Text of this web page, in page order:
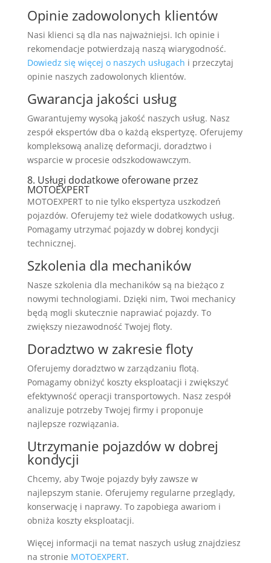
Opinie zadowolonych klientów
Nasi klienci są dla nas najważniejsi. Ich opinie i
rekomendacje potwierdzają naszą wiarygodność.
Dowiedz się więcej o naszych usługach i przeczytaj
opinie naszych zadowolonych klientów.
Gwarancja jakości usług
Gwarantujemy wysoką jakość naszych usług. Nasz
zespół ekspertów dba o każdą ekspertyzę. Oferujemy
kompleksową analizę deformacji, doradztwo i
wsparcie w procesie odszkodowawczym.
8. Usługi dodatkowe oferowane przez
MOTOEXPERT
MOTOEXPERT to nie tylko ekspertyza uszkodzeń
pojazdów. Oferujemy też wiele dodatkowych usług.
Pomagamy utrzymać pojazdy w dobrej kondycji
technicznej.
Szkolenia dla mechaników
Nasze szkolenia dla mechaników są na bieżąco z
nowymi technologiami. Dzięki nim, Twoi mechanicy
będą mogli skutecznie naprawiać pojazdy. To
zwiększy niezawodność Twojej floty.
Doradztwo w zakresie floty
Oferujemy doradztwo w zarządzaniu flotą.
Pomagamy obniżyć koszty eksploatacji i zwiększyć
efektywność operacji transportowych. Nasz zespół
analizuje potrzeby Twojej firmy i proponuje
najlepsze rozwiązania.
Utrzymanie pojazdów w dobrej
kondycji
Chcemy, aby Twoje pojazdy były zawsze w
najlepszym stanie. Oferujemy regularne przeglądy,
konserwację i naprawy. To zapobiega awariom i
obniża koszty eksploatacji.
Więcej informacji na temat naszych usług znajdziesz
na stronie MOTOEXPERT.